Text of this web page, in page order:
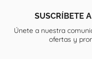
SUSCRÍBETE
Únete a nuestra
ofertas y